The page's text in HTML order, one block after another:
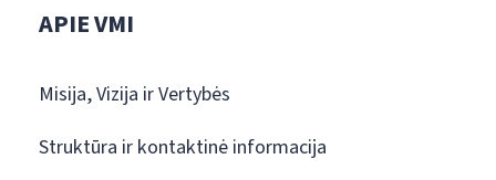
APIE VMI
Misija, Vizija ir Vertybės
Struktūra ir kontaktinė informacija